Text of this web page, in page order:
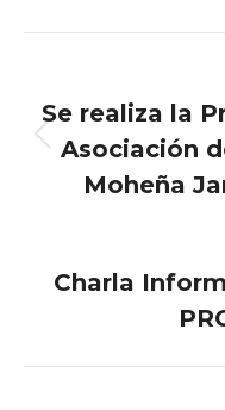
X
entre
Se realiza la
Asociación
Moheña
Charla